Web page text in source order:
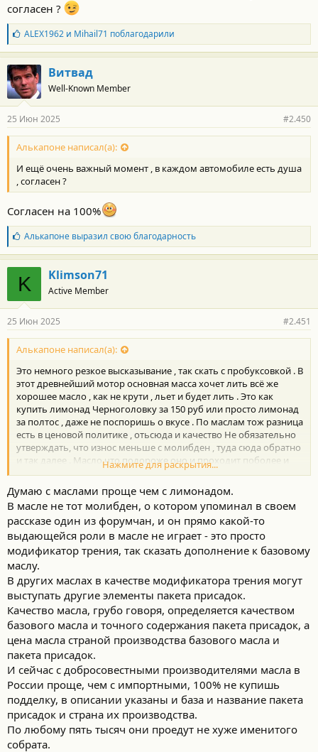
согласен ?
Б
л
а
г
о
д
а
н
о
с
и
:
ALEX1962и Mihail71 поблагодарили
Витвад
Well-Known Member
25 Июн 2025 #2.450
Алькапоне написал(а):
И ещё очень важный момент , в каждом автомобиле есть душа
, согласен ?
Согласен на 100%
Б
л
а
г
о
д
а
н
о
с
и
:
Алькапоневыразил свою благодарность
K Klimson71
Active Member
25 Июн 2025 #2.451
Алькапоне написал(а):
Это немного резкое высказывание , так скать с пробуксовкой . В
этот древнейший мотор основная масса хочет лить всё же
хорошее масло , как не крути , льет и будет лить . Это как
купить лимонад Черноголовку за 150 руб или просто лимонад
за полтос , даже не поспоришь о вкусе . По маслам тож разница
есть в ценовой политике , отьсюда и качество Не обязательно
утверждать, что износ меньше с молибден , туда сюда обратно
и так далее . Масло что подороже оно и проходит поболее и
получше отводёт тепло , тоже нужное дело и не замерзает при
норм масло , плохого не скажу . И я не побрезгаю им , залив в
мотор для промывки , на тыщеночку километров . И ещё
очень важный момент , в каждом автомобиле есть душа ,
согласен ?
Нажмите для раскрытия...
Думаю с маслами проще чем с лимонадом.
В масле не тот молибден, о котором упоминал в своем
рассказе один из форумчан, и он прямо какой-то
выдающейся роли в масле не играет - это просто
модификатор трения, так сказать дополнение к базовому
маслу.
В других маслах в качестве модификатора трения могут
выступать другие элементы пакета присадок.
Качество масла, грубо говоря, определяется качеством
базового масла и точного содержания пакета присадок, а
цена масла страной производства базового масла и
пакета присадок.
И сейчас с добросовестными производителями масла в
России проще, чем с импортными, 100% не купишь
подделку, в описании указаны и база и название пакета
присадок и страна их производства.
По любому пять тысяч они проедут не хуже именитого
собрата.